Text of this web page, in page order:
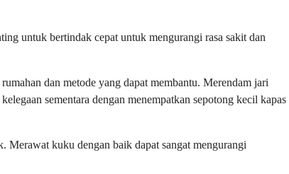
untuk bertindak cepat untuk mengurangi rasa sakit dan
dan metode yang dapat membantu. Merendam jari
sementara dengan menempatkan sepotong kecil kapas
Merawat kuku dengan baik dapat sangat mengurangi